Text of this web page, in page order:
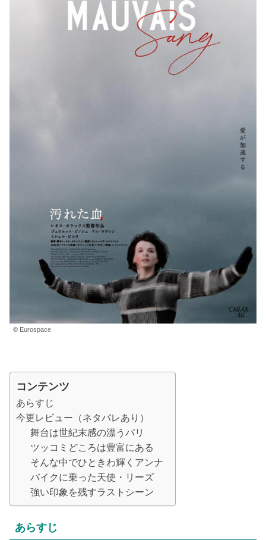
© Eurospace
コンテンツ
あらすじ
今更レビュー（ネタバレあり）
舞台は世紀末感の漂うパリ
ツッコミどころは豊富にある
そんな中でひときわ輝くアンナ
バイクに乗った天使・リーズ
強い印象を残すラストシーン
あらすじ